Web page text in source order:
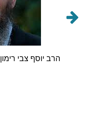
הרב יוסף צבי רימון